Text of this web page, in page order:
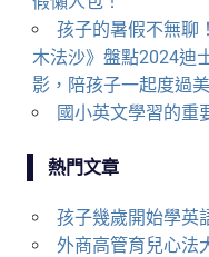
孩子的暑假不無聊
木法沙》盤點2024迪
影，陪孩子一起度過
國小英文學習的重
熱門文章
孩子幾歲開始學英
外商高管育兒心法